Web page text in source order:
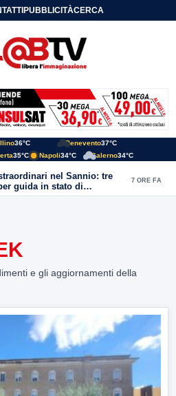
PUBBLICITÀCERCA
36°C Benevento37°C
35°C Napoli34°C Salerno34°C
nel Sannio: tre
guida in stato di
arresto e 1.500 kg di
7 ORE FA
e gli aggiornamenti della